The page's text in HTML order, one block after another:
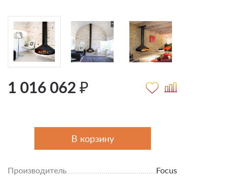
1 016 062 ₽
В корзину
Производитель
Focus